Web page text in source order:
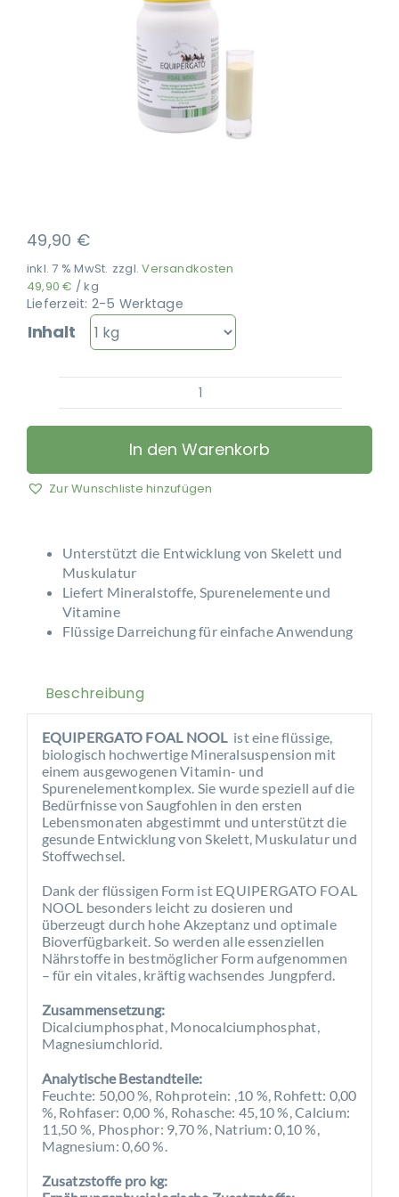
49,90 €
inkl. 7 % MwSt. zzgl.Versandkosten
49,90€ /kg
Lieferzeit: 2-5 Werktage
Inhalt
EQUIPERGATO
-
FOAL
Menge
In den Warenkorb
Zur Wunschliste hinzufügen
Unterstützt die Entwicklung von Skelett und
Muskulatur
Liefert Mineralstoffe, Spurenelemente und
Vitamine
Flüssige Darreichung für einfache Anwendung
Beschreibung
EQUIPERGATO FOAL NOOL
ist eine flüssige,
biologisch hochwertige Mineralsuspension mit
einem ausgewogenen Vitamin- und
Spurenelementkomplex. Sie wurde speziell auf die
Bedürfnisse von Saugfohlen in den ersten
Lebensmonaten abgestimmt und unterstützt die
gesunde Entwicklung von Skelett, Muskulatur und
Stoffwechsel.
Dank der flüssigen Form ist EQUIPERGATO FOAL
NOOL besonders leicht zu dosieren und
überzeugt durch hohe Akzeptanz und optimale
Bioverfügbarkeit. So werden alle essenziellen
Nährstoffe in bestmöglicher Form aufgenommen
– für ein vitales, kräftig wachsendes Jungpferd.
Zusammensetzung:
Dicalciumphosphat, Monocalciumphosphat,
Magnesiumchlorid.
Analytische Bestandteile:
Feuchte: 50,00 %, Rohprotein: ,10 %, Rohfett: 0,00
%, Rohfaser: 0,00 %, Rohasche: 45,10 %, Calcium:
11,50 %, Phosphor: 9,70 %, Natrium: 0,10 %,
Magnesium: 0,60 %.
Zusatzstoffe pro kg: